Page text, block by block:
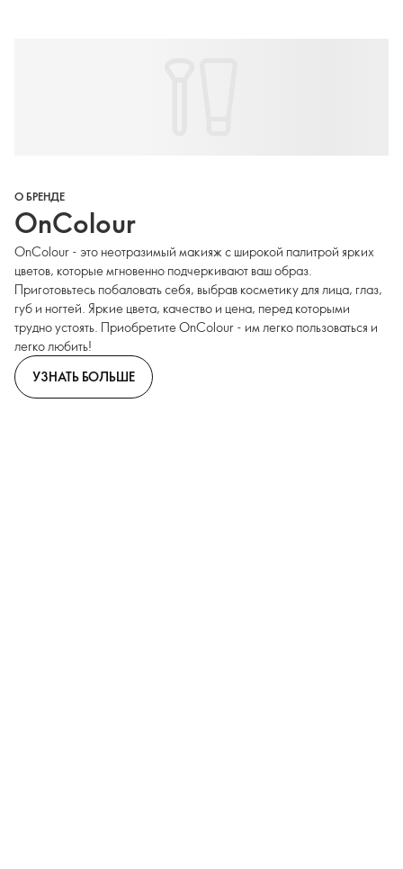
О БРЕНДЕ
OnColour
OnColour - это неотразимый макияж с широкой палитрой ярких
цветов, которые мгновенно подчеркивают ваш образ.
Приготовьтесь побаловать себя, выбрав косметику для лица, глаз,
губ и ногтей. Яркие цвета, качество и цена, перед которыми
трудно устоять. Приобретите OnColour - им легко пользоваться и
легко любить!
УЗНАТЬ БОЛЬШЕ